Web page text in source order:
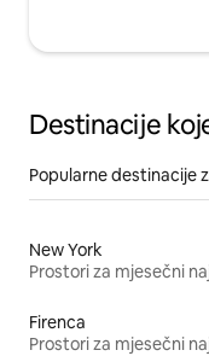
Destinacije
Popularne destinacije
New York
Prostori za mjesečni
Firenca
Prostori za mjesečni